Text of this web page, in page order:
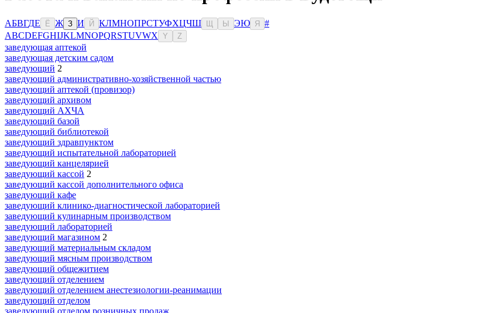
АБВГДЕ Ё Ж З И Й КЛМНОПРСТУФХЦЧШ Ы ЭЮ Я
#
ABCDEFGHIJKLMNOPQRSTUVWX Y Z
заведующая аптекой
заведующая детским садом
заведующий 2
заведующий административно-хозяйственной частью
заведующий аптекой (провизор)
заведующий архивом
заведующий АХЧА
заведующий базой
заведующий библиотекой
заведующий здравпунктом
заведующий испытательной лабораторией
заведующий канцелярией
заведующий кассой 2
заведующий кассой дополнительного офиса
заведующий кафе
заведующий клинико-диагностической лабораторией
заведующий кулинарным производством
заведующий лабораторией
заведующий магазином 2
заведующий материальным складом
заведующий мясным производством
заведующий общежитием
заведующий отделением
заведующий отделением анестезиологии-реанимации
заведующий отделом
заведующий отделом розничных продаж